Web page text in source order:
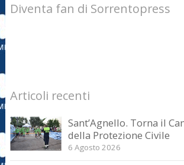
Diventa fan di Sorrentopress
Articoli recenti
Sant’Agnello. Torna il
della Protezione Civile
6 Agosto 2026